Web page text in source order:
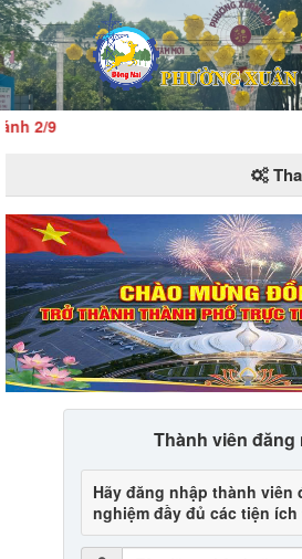
2/9
Thành viên đăng
Hãy đăng nhập thành viên
nghiệm đầy đủ các tiện